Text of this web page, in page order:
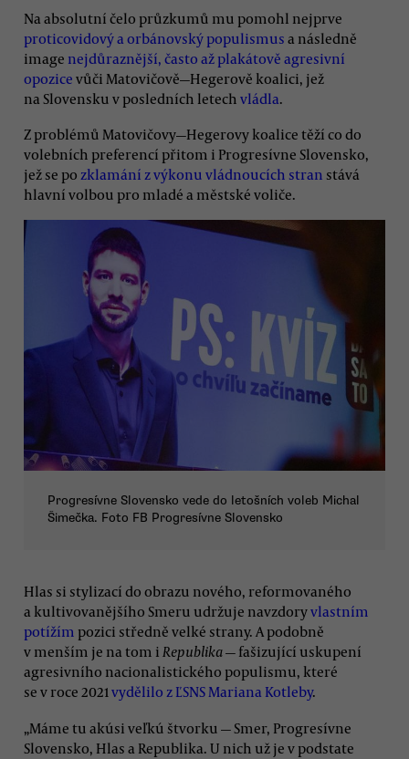
Na absolutní čelo průzkumů mu pomohl nejprve
proticovidový a orbánovský populismus a následně
image nejdůraznější, často až plakátově agresivní
opozice vůči Matovičově—Hegerově koalici, jež
na Slovensku v posledních letech vládla.
Z problémů Matovičovy—Hegerovy koalice těží co do
volebních preferencí přitom i Progresívne Slovensko,
jež se po zklamání z výkonu vládnoucích stran stává
hlavní volbou pro mladé a městské voliče.
Progresívne Slovensko vede do letošních voleb Michal
Šimečka. Foto FB Progresívne Slovensko
Hlas si stylizací do obrazu nového, reformovaného
a kultivovanějšího Smeru udržuje navzdoryvlastním
potížím pozici středně velké strany. A podobně
v menším je na tom i Republika— fašizující uskupení
agresivního nacionalistického populismu, které
se v roce 2021vydělilo z ĽSNS Mariana Kotleby.
„Máme tu akúsi veľkú štvorku — Smer, Progresívne
Slovensko, Hlas a Republika. U nich už je v podstate